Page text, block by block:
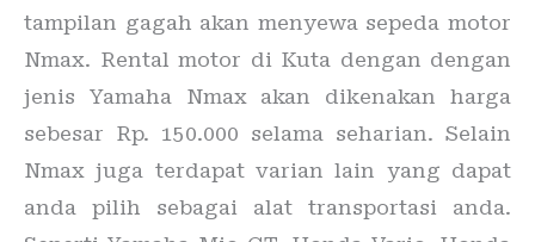
tampilan gagah akan menyewa sepeda motor
Nmax. Rental motor di Kuta dengan dengan
jenis Yamaha Nmax akan dikenakan harga
sebesar Rp. 150.000 selama seharian. Selain
Nmax juga terdapat varian lain yang dapat
anda pilih sebagai alat transportasi anda.